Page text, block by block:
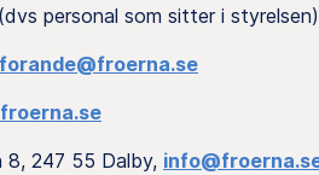
personal som sitter i styrelsen)
8, 247 55 Dalby,